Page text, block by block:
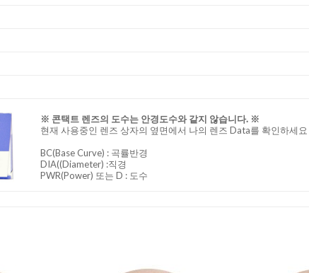
※ 콘택트 렌즈의 도수는 안경도수와 같지 않습니다. ※
현재 사용중인 렌즈 상자의 옆면에서 나의 렌즈 Data를 확인하세요
BC(Base Curve) : 곡률반경
DIA((Diameter) :직경
PWR(Power) 또는 D : 도수